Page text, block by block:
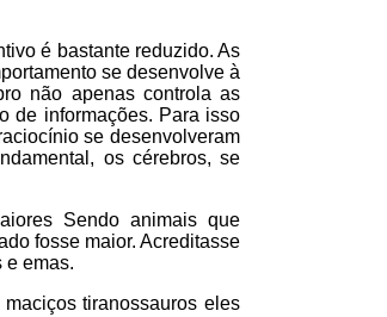
é bastante reduzido. As
se desenvolve à
não apenas controla as
de informações. Para isso
se desenvolveram
os cérebros, se
Sendo animais que
fosse maior. Acreditasse
e emas.
tiranossauros eles